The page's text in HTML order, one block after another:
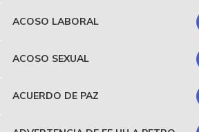
fuego de 10...
ACOSO LABORAL
ACOSO SEXUAL
ACUERDO DE PAZ